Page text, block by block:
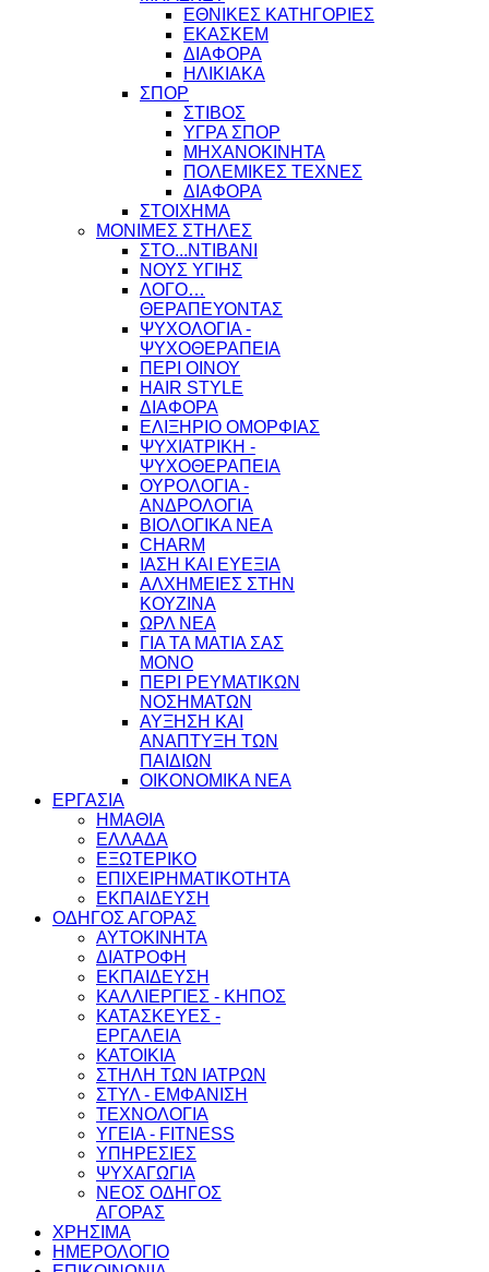
ΕΘΝΙΚΕΣ ΚΑΤΗΓΟΡΙΕΣ
ΕΚΑΣΚΕΜ
ΔΙΑΦΟΡΑ
ΗΛΙΚΙΑΚΑ
ΣΠΟΡ
ΣΤΙΒΟΣ
ΥΓΡΑ ΣΠΟΡ
ΜΗΧΑΝΟΚΙΝΗΤΑ
ΠΟΛΕΜΙΚΕΣ ΤΕΧΝΕΣ
ΔΙΑΦΟΡΑ
ΣΤΟΙΧΗΜΑ
ΜΟΝΙΜΕΣ ΣΤΗΛΕΣ
ΣΤΟ...ΝΤΙΒΑΝΙ
ΝΟΥΣ ΥΓΙΗΣ
ΛΟΓΟ…
ΘΕΡΑΠΕΥΟΝΤΑΣ
ΨΥΧΟΛΟΓΙΑ -
ΨΥΧΟΘΕΡΑΠΕΙΑ
ΠΕΡΙ ΟΙΝΟΥ
HAIR STYLE
ΔΙΑΦΟΡΑ
ΕΛΙΞΗΡΙΟ ΟΜΟΡΦΙΑΣ
ΨΥΧΙΑΤΡΙΚΗ -
ΨΥΧΟΘΕΡΑΠΕΙΑ
ΟΥΡΟΛΟΓΙΑ -
ΑΝΔΡΟΛΟΓΙΑ
ΒΙΟΛΟΓΙΚΑ ΝΕΑ
CHARM
ΙΑΣΗ ΚΑΙ ΕΥΕΞΙΑ
ΑΛΧΗΜΕΙΕΣ ΣΤΗΝ
ΚΟΥΖΙΝΑ
ΩΡΛ ΝEA
ΓΙΑ ΤΑ ΜΑΤΙΑ ΣΑΣ
ΜΟΝΟ
ΠΕΡΙ ΡΕΥΜΑΤΙΚΩΝ
ΝΟΣΗΜΑΤΩΝ
ΑΥΞΗΣΗ ΚΑΙ
ΑΝΑΠΤΥΞΗ ΤΩΝ
ΠΑΙΔΙΩΝ
ΟΙΚΟΝΟΜΙΚΑ ΝΕΑ
ΕΡΓΑΣΙΑ
ΗΜΑΘΙΑ
ΕΛΛΑΔΑ
ΕΞΩΤΕΡΙΚΟ
ΕΠΙΧΕΙΡΗΜΑΤΙΚΟΤΗΤΑ
ΕΚΠΑΙΔΕΥΣΗ
ΟΔΗΓΟΣ ΑΓΟΡΑΣ
ΑΥΤΟΚΙΝΗΤΑ
ΔΙΑΤΡΟΦΗ
ΕΚΠΑΙΔΕΥΣΗ
ΚΑΛΛΙΕΡΓΙΕΣ - ΚΗΠΟΣ
ΚΑΤΑΣΚΕΥΕΣ -
ΕΡΓΑΛΕΙΑ
ΚΑΤΟΙΚΙΑ
ΣΤΗΛΗ ΤΩΝ ΙΑΤΡΩΝ
ΣΤΥΛ - ΕΜΦΑΝΙΣΗ
ΤΕΧΝΟΛΟΓΙΑ
ΥΓΕΙΑ - FITNESS
ΥΠΗΡΕΣΙΕΣ
ΨΥΧΑΓΩΓΙΑ
ΝΕΟΣ ΟΔΗΓΟΣ
ΑΓΟΡΑΣ
ΧΡΗΣΙΜΑ
ΗΜΕΡΟΛΟΓΙΟ